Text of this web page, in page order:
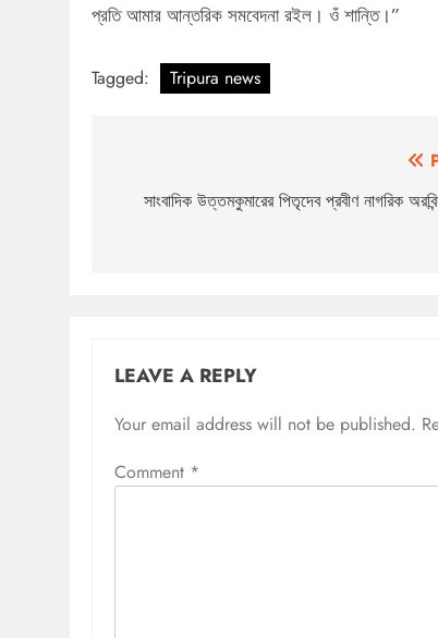
প্রতি আমার আন্তরিক সমবেদনা রইল। ওঁ শান্তি।”
Tagged: Tripura news
navigation
সাংবাদিক উত্তমকুমারের পিতৃদেব প্রবীণ নাগরিক
LEAVE A REPLY
Your email address will not be published.
Comment *